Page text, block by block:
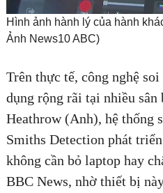
Hình ảnh hành lý của hành
Ảnh News10 ABC)
Trên thực tế, công nghệ
dụng rộng rãi tại nhiều
Heathrow (Anh), hệ thống
Smiths Detection phát
không cần bỏ laptop hay
BBC News, nhờ thiết bị